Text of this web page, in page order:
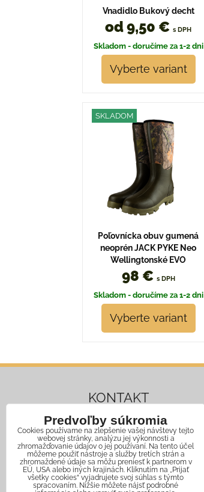
Vnadidlo Bukový decht
od 9,50 € s DPH
Skladom - doručíme za 1-2 dni
Vyberte variant
SKLADOM
Poľovnícka obuv gumená
neoprén JACK PYKE Neo
Wellingtonské EVO
98 € s DPH
Skladom - doručíme za 1-2 dni
Vyberte variant
KONTAKT
Mobil: +421 911 466 006
Email: info@jagershop.sk
Predvoľby súkromia
Cookies používame na zlepšenie vašej návštevy tejto
webovej stránky, analýzu jej výkonnosti a
zhromažďovanie údajov o jej používaní. Na tento účel
môžeme použiť nástroje a služby tretích strán a
zhromaždené údaje sa môžu preniesť k partnerom v
EÚ, USA alebo iných krajinách. Kliknutím na „Prijať
všetky cookies“ vyjadrujete svoj súhlas s týmto
spracovaním. Nižšie môžete nájsť podrobné